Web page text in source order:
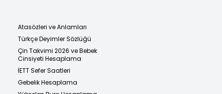
Atasözleri ve Anlamları
Türkçe Deyimler Sözlüğü
Çin Takvimi 2026 ve Bebek
Cinsiyeti Hesaplama
İETT Sefer Saatleri
Gebelik Hesaplama